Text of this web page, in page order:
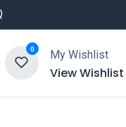
0 My Wishlist
View Wishlist